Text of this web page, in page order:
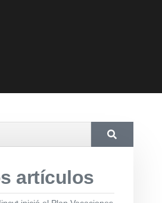
artículos